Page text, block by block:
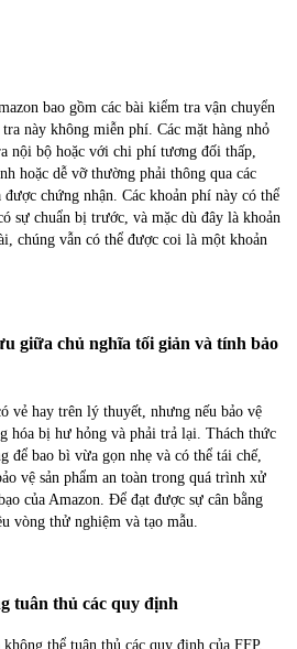
bao gồm các bài kiểm tra vận chuyển
này không miễn phí. Các mặt hàng nhỏ
nội bộ hoặc với chi phí tương đối thấp,
hoặc dễ vỡ thường phải thông qua các
chứng nhận. Các khoản phí này có thể
sự chuẩn bị trước, và mặc dù đây là khoản
chúng vẫn có thể được coi là một khoản
giữa chủ nghĩa tối giản và tính bảo
vẻ hay trên lý thuyết, nhưng nếu bảo vệ
hóa bị hư hỏng và phải trả lại. Thách thức
để bao bì vừa gọn nhẹ và có thể tái chế,
vệ sản phẩm an toàn trong quá trình xử
của Amazon. Để đạt được sự cân bằng
vòng thử nghiệm và tạo mẫu.
tuân thủ các quy định
thể tuân thủ các quy định của FFP.